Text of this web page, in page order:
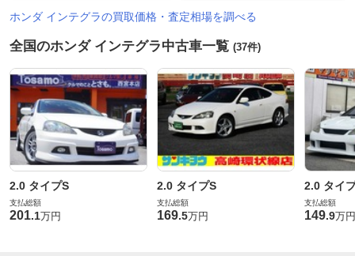
ホンダ インテグラの買取価格・査定相場を調べる
全国のホンダ インテグラ中古車一覧 (37件)
2.0 タイプS
支払総額
201.1万円
2.0 タイプS
支払総額
169.5万円
2.0 タイ
支払総額
149.9万円